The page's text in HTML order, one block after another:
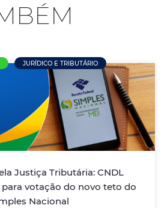
JURÍDICO E TRIBUTÁRIO
Justiça Tributária: CNDL
votação do novo teto do
Nacional
Justiça Tributária: CNDL
para votação do novo
Simples Nacional
a aprovação das novas faixas de
estão defasadas há anos e não
a inflação.